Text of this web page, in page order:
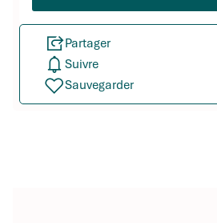
Partager
Suivre
Sauvegarder